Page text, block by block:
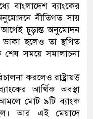
সময় বেনজীরের
ও গণতন্ত্রের মূর্তমান
বাংলাদেশ ব্যাংকের
নীতিগত সায়
আগেই চূড়ান্ত অনুমোদন
ডাকা হলেও তা স্থগিত
শেষ সময়ে সমালাচনা
করলেও রাষ্ট্রায়ত্ত
আর্থিক অবস্থা
মোট ৯টি ব্যাংক
আর এই মেয়াদে